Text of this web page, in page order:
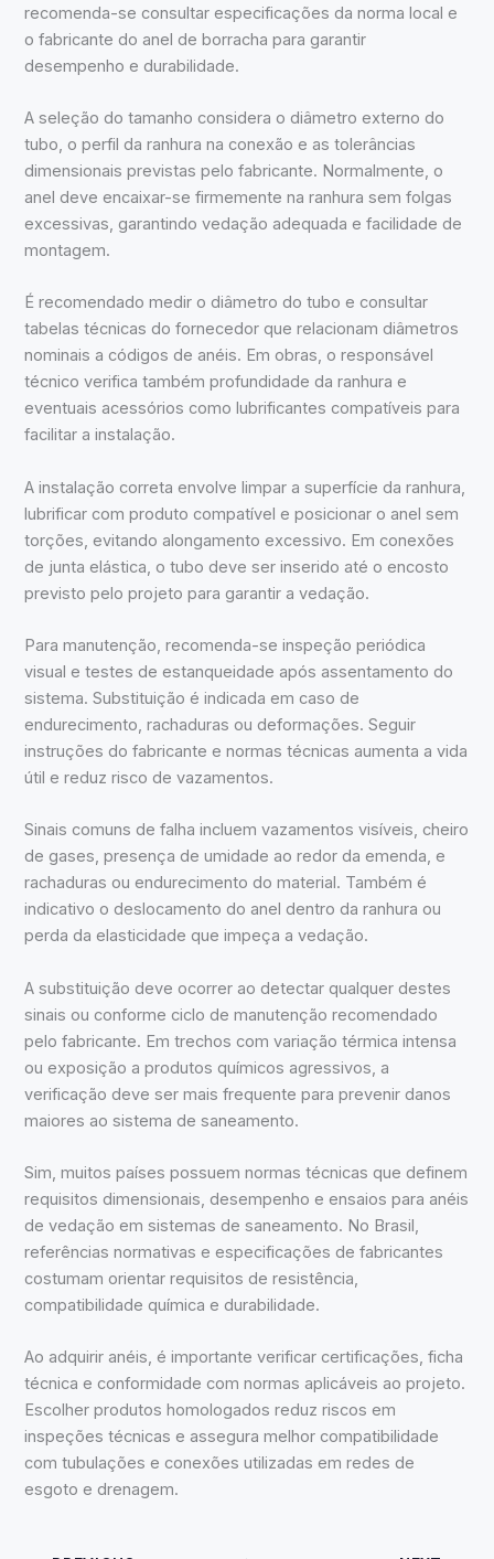
recomenda-se consultar especificações da norma local e
o fabricante do anel de borracha para garantir
desempenho e durabilidade.
A seleção do tamanho considera o diâmetro externo do
tubo, o perfil da ranhura na conexão e as tolerâncias
dimensionais previstas pelo fabricante. Normalmente, o
anel deve encaixar-se firmemente na ranhura sem folgas
excessivas, garantindo vedação adequada e facilidade de
montagem.
É recomendado medir o diâmetro do tubo e consultar
tabelas técnicas do fornecedor que relacionam diâmetros
nominais a códigos de anéis. Em obras, o responsável
técnico verifica também profundidade da ranhura e
eventuais acessórios como lubrificantes compatíveis para
facilitar a instalação.
A instalação correta envolve limpar a superfície da ranhura,
lubrificar com produto compatível e posicionar o anel sem
torções, evitando alongamento excessivo. Em conexões
de junta elástica, o tubo deve ser inserido até o encosto
previsto pelo projeto para garantir a vedação.
Para manutenção, recomenda-se inspeção periódica
visual e testes de estanqueidade após assentamento do
sistema. Substituição é indicada em caso de
endurecimento, rachaduras ou deformações. Seguir
instruções do fabricante e normas técnicas aumenta a vida
útil e reduz risco de vazamentos.
Sinais comuns de falha incluem vazamentos visíveis, cheiro
de gases, presença de umidade ao redor da emenda, e
rachaduras ou endurecimento do material. Também é
indicativo o deslocamento do anel dentro da ranhura ou
perda da elasticidade que impeça a vedação.
A substituição deve ocorrer ao detectar qualquer destes
sinais ou conforme ciclo de manutenção recomendado
pelo fabricante. Em trechos com variação térmica intensa
ou exposição a produtos químicos agressivos, a
verificação deve ser mais frequente para prevenir danos
maiores ao sistema de saneamento.
Sim, muitos países possuem normas técnicas que definem
requisitos dimensionais, desempenho e ensaios para anéis
de vedação em sistemas de saneamento. No Brasil,
referências normativas e especificações de fabricantes
costumam orientar requisitos de resistência,
compatibilidade química e durabilidade.
Ao adquirir anéis, é importante verificar certificações, ficha
técnica e conformidade com normas aplicáveis ao projeto.
Escolher produtos homologados reduz riscos em
inspeções técnicas e assegura melhor compatibilidade
com tubulações e conexões utilizadas em redes de
esgoto e drenagem.